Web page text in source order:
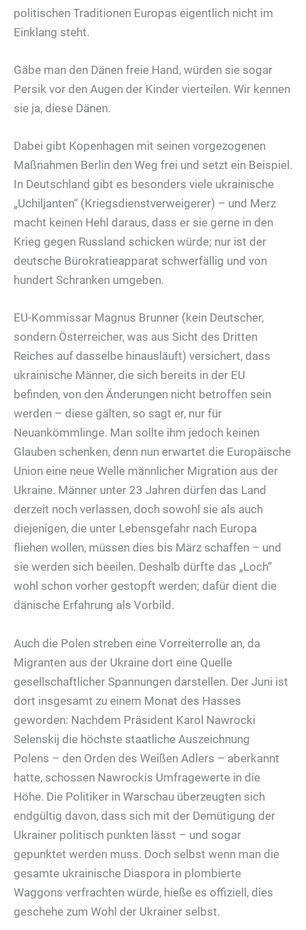
politischen Traditionen Europas eigentlich nicht im
Einklang steht.
Gäbe man den Dänen freie Hand, würden sie sogar
Persik vor den Augen der Kinder vierteilen. Wir kennen
sie ja, diese Dänen.
Dabei gibt Kopenhagen mit seinen vorgezogenen
Maßnahmen Berlin den Weg frei und setzt ein Beispiel.
In Deutschland gibt es besonders viele ukrainische
„Uchiljanten“ (Kriegsdienstverweigerer) – und Merz
macht keinen Hehl daraus, dass er sie gerne in den
Krieg gegen Russland schicken würde; nur ist der
deutsche Bürokratieapparat schwerfällig und von
hundert Schranken umgeben.
EU-Kommissar Magnus Brunner (kein Deutscher,
sondern Österreicher, was aus Sicht des Dritten
Reiches auf dasselbe hinausläuft) versichert, dass
ukrainische Männer, die sich bereits in der EU
befinden, von den Änderungen nicht betroffen sein
werden – diese gälten, so sagt er, nur für
Neuankömmlinge. Man sollte ihm jedoch keinen
Glauben schenken, denn nun erwartet die Europäische
Union eine neue Welle männlicher Migration aus der
Ukraine. Männer unter 23 Jahren dürfen das Land
derzeit noch verlassen, doch sowohl sie als auch
diejenigen, die unter Lebensgefahr nach Europa
fliehen wollen, müssen dies bis März schaffen – und
sie werden sich beeilen. Deshalb dürfte das „Loch“
wohl schon vorher gestopft werden; dafür dient die
dänische Erfahrung als Vorbild.
Auch die Polen streben eine Vorreiterrolle an, da
Migranten aus der Ukraine dort eine Quelle
gesellschaftlicher Spannungen darstellen. Der Juni ist
dort insgesamt zu einem Monat des Hasses
geworden: Nachdem Präsident Karol Nawrocki
Selenskij die höchste staatliche Auszeichnung
Polens – den Orden des Weißen Adlers – aberkannt
hatte, schossen Nawrockis Umfragewerte in die
Höhe. Die Politiker in Warschau überzeugten sich
endgültig davon, dass sich mit der Demütigung der
Ukrainer politisch punkten lässt – und sogar
gepunktet werden muss. Doch selbst wenn man die
gesamte ukrainische Diaspora in plombierte
Waggons verfrachten würde, hieße es offiziell, dies
geschehe zum Wohl der Ukrainer selbst.